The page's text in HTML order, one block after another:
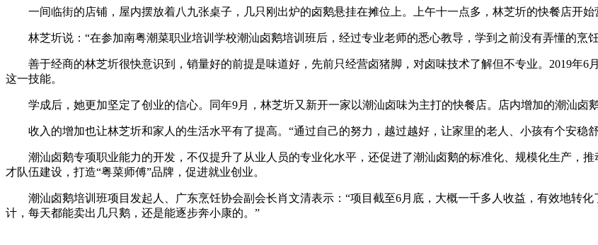
一间临街的店铺，屋内摆放着八九张桌子，几只刚出炉的卤鹅悬挂在摊位上。上午十一点多，林芝圻的快餐店开始
林芝圻说：“在参加南粤潮菜职业培训学校潮汕卤鹅培训班后，经过专业老师的悉心教导，学到之前没有弄懂的烹
善于经商的林芝圻很快意识到，销量好的前提是味道好，先前只经营卤猪脚，对卤味技术了解但不专业。2019年6
这一技能。
学成后，她更加坚定了创业的信心。同年9月，林芝圻又新开一家以潮汕卤味为主打的快餐店。店内增加的潮汕卤
收入的增加也让林芝圻和家人的生活水平有了提高。“通过自己的努力，越过越好，让家里的老人、小孩有个安稳舒
潮汕卤鹅专项职业能力的开发，不仅提升了从业人员的专业化水平，还促进了潮汕卤鹅的标准化、规模化生产，推
才队伍建设，打造“粤菜师傅”品牌，促进就业创业。
潮汕卤鹅培训班项目发起人、广东烹饪协会副会长肖文清表示：“项目截至6月底，大概一千多人收益，有效地转
计，每天都能卖出几只鹅，还是能逐步奔小康的。”